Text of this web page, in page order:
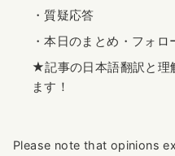
・質疑応答
・本日のまとめ・フォ
★記事の日本語翻訳と理
ます！
Please note that opinions